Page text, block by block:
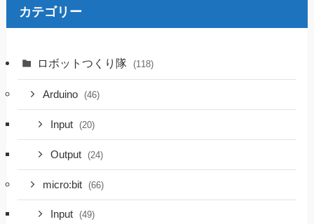
カテゴリー
ロボットつくり隊 (118)
Arduino (46)
Input (20)
Output (24)
micro:bit (66)
Input (49)